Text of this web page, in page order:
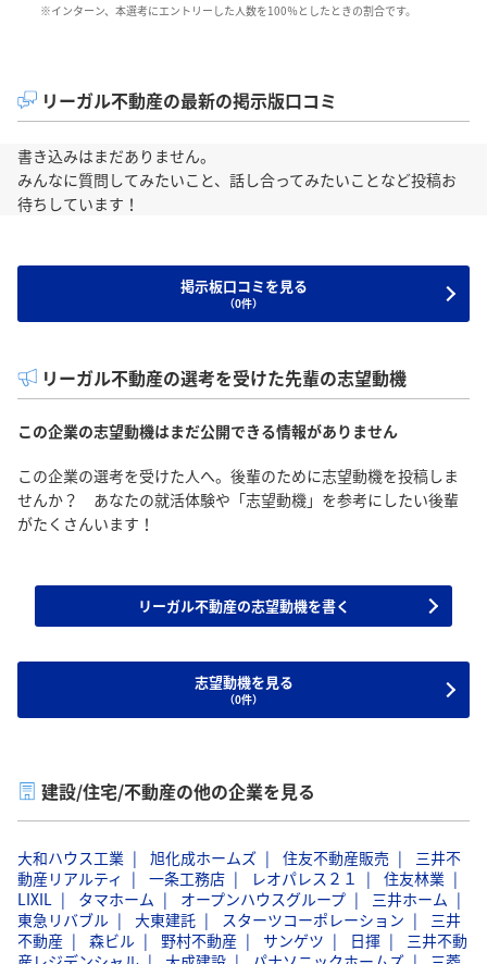
※インターン、本選考にエントリーした人数を100％としたときの割合です。
リーガル不動産の最新の掲示版口コミ
書き込みはまだありません。
みんなに質問してみたいこと、話し合ってみたいことなど投稿お
待ちしています！
掲示板口コミを見る
（0件）
リーガル不動産の選考を受けた先輩の志望動機
この企業の志望動機はまだ公開できる情報がありません
この企業の選考を受けた人へ。後輩のために志望動機を投稿しま
せんか？ あなたの就活体験や「志望動機」を参考にしたい後輩
がたくさんいます！
リーガル不動産の志望動機を書く
志望動機を見る
（0件）
建設/住宅/不動産の他の企業を見る
大和ハウス工業 旭化成ホームズ 住友不動産販売
三井不
動産リアルティ
一条工務店 レオパレス２１
住友林業
LIXIL
タマホーム オープンハウスグループ
三井ホーム
東急リバブル
大東建託 スターツコーポレーション
三井
不動産
森ビル 野村不動産 サンゲツ 日揮
三井不動